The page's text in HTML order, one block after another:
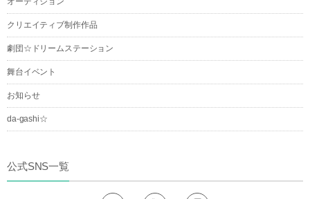
クリエイティブ制作作品
劇団☆ドリームステーション
舞台イベント
お知らせ
da-gashi☆
公式SNS一覧